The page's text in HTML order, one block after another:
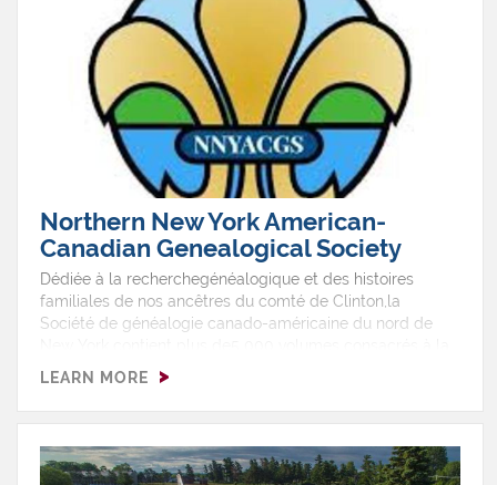
Northern New York American-
Canadian Genealogical Society
Dédiée à la recherchegénéalogique et des histoires
familiales de nos ancêtres du comté de Clinton,la
Société de généalogie canado-américaine du nord de
recherche locale, notamment des livres sur lesfamilles
decimetières, l’index des mariages Loiselle et bien plus
LEARN MORE